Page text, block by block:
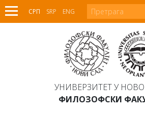
СРП SRP ENG
УНИВЕРЗИТЕТ У
ФИЛОЗОФСКИ